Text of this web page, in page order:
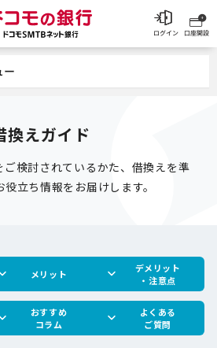
ドコモの銀行 ドコモ
口座開設
ログイン
換えガイド
検討されているかた、借換えを準
立ち情報をお届けします。
メリット
デメリット
・注意点
おすすめ
コラム
よくある
ご質問
ー